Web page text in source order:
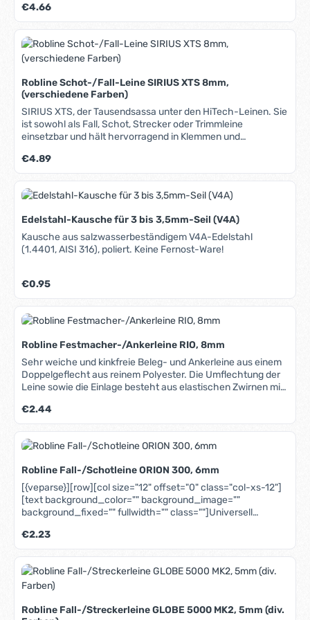
Fall-, Strecker- und Trimm-Leine gleichermaßen gut
geeignet, zeichnet sie sich durch äußerst geringe Dehnung
und höchste Abriebfestigkeit aus. Und hat dabei noch einen
hervorragenden Grip. Die Verarbeitung bewirkt geringste
Kern-Mantel-Verschiebungen, allerdings ist diese Leine
Überall dort, wo geringes Gewicht und wenig Dehnung von
Bedeutung sind. Lieferbare Farben: Rot Dunkelblau In
unserem Blog erfahren Sie mehr über Materialien,
Herstellung und Pflege von Tauwerk. [/text][/col][/row]
[{/veparse}]
Regulärer Preis:
€4.66
Robline Schot-/Fall-Leine SIRIUS XTS 8mm,
(verschiedene Farben)
SIRIUS XTS, der Tausendsassa unter den HiTech-Leinen. Sie
ist sowohl als Fall, Schot, Strecker oder Trimmleine
einsetzbar und hält hervorragend in Klemmen und
ist außergewöhnlich gut. Der sehr abriebfeste Mantel
besteht aus einem Mix von Polyester, Technora® und
Robtec-Fasern, weshalb sich die Sirius XTS auch auf
aggressiven Blöcken oder Winschen bewährt. Der
Dehnung, sodass sie auch als Fall oder Strecker eingesetzt
werden kann.
Regulärer Preis:
€4.89
Edelstahl-Kausche für 3 bis 3,5mm-Seil (V4A)
Kausche aus salzwasserbeständigem V4A-Edelstahl
(1.4401, AISI 316), poliert. Keine Fernost-Ware!
Regulärer Preis:
€0.95
Robline Festmacher-/Ankerleine RIO, 8mm
Sehr weiche und kinkfreie Beleg- und Ankerleine aus einem
Doppelgeflecht aus reinem Polyester. Die Umflechtung der
Leine sowie die Einlage besteht aus elastischen Zwirnen mit
bleibt immer rund, kinkt nicht und wird auch nach längerem
Einsatz im Wasser nicht hart. Hohe Bruchlast und UV-
Beständigkeit, leicht spleißbar. In unserem Blog erfahren Sie
mehr über Materialien, Herstellung und Pflege von Tauwerk.
Regulärer Preis:
€2.44
Robline Fall-/Schotleine ORION 300, 6mm
[{veparse}][row][col size="12" offset="0" class="col-xs-12"]
[text background_color="" background_image=""
background_fixed="" fullwidth="" class=""]Universell
geeignet. Die Orion 300 hat sich bei vielen Seglern als
Standard-Schot oder Fallleine etabliert. Sie hat ein sehr
gutes Preis-Leistungsverhältnis, ist uv-beständig und
langlebig. Die Abriebfestigkeit auf Blöcken, auf Winschen, in
Fallenstoppern und in Klemmen ist hoch. Die Orion ist als
für das komplette laufende Gut geeignet. In unserem Blog
Regulärer Preis:
€2.23
Robline Fall-/Streckerleine GLOBE 5000 MK2, 5mm (div.